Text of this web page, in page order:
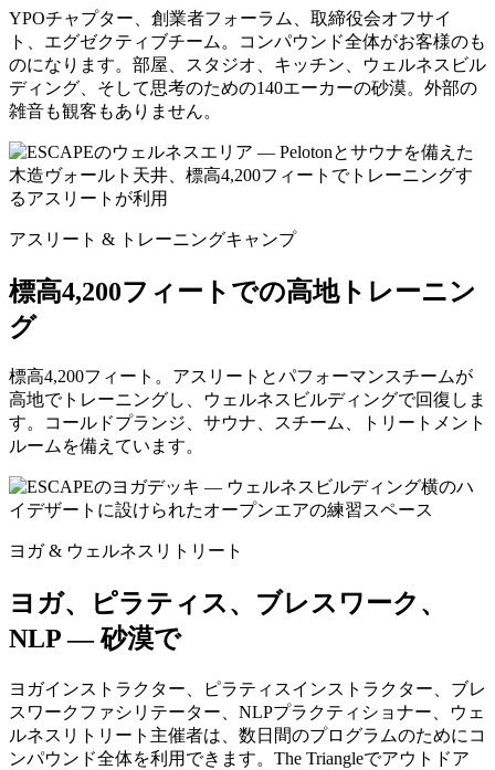
YPOチャプター、創業者フォーラム、取締役会オフサイ
ト、エグゼクティブチーム。コンパウンド全体がお客様のも
のになります。部屋、スタジオ、キッチン、ウェルネスビル
ディング、そして思考のための140エーカーの砂漠。外部の
雑音も観客もありません。
アスリート & トレーニングキャンプ
標高4,200フィートでの高地トレーニン
グ
標高4,200フィート。アスリートとパフォーマンスチームが
高地でトレーニングし、ウェルネスビルディングで回復しま
す。コールドプランジ、サウナ、スチーム、トリートメント
ルームを備えています。
ヨガ & ウェルネスリトリート
ヨガ、ピラティス、ブレスワーク、
NLP — 砂漠で
ヨガインストラクター、ピラティスインストラクター、ブレ
スワークファシリテーター、NLPプラクティショナー、ウェ
ルネスリトリート主催者は、数日間のプログラムのためにコ
ンパウンド全体を利用できます。The Triangleでアウトドア